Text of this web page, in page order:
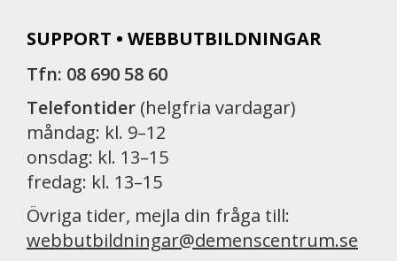
SUPPORT • WEBBUTBILDNINGAR
Tfn: 08 690 58 60
Telefontider (helgfria vardagar)
måndag: kl. 9–12
onsdag: kl. 13–15
fredag: kl. 13–15
Övriga tider, mejla din fråga till:
webbutbildningar@demenscentrum.se